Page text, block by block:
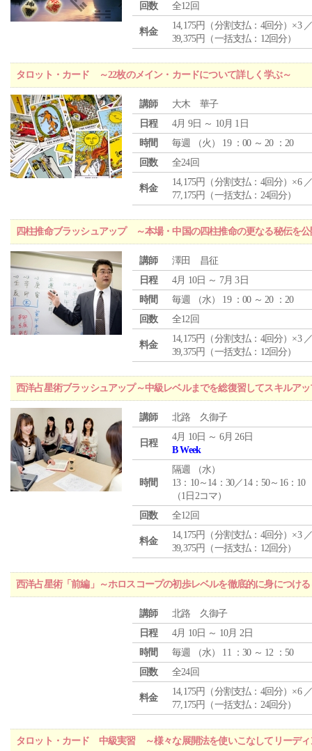
回数
全12回
料金
14,175円（分割支払：4回分）×3
39,375円（一括支払：12回分）
タロット・カード ～22枚のメイン・カードについて詳しく学ぶ～
講師
大木 華子
日程
4月 9日 ～ 10月 1日
時間
毎週 （火 ） 19 ：00 ～ 20 ：20
回数
全24回
料金
14,175円（分割支払：4回分）×6
77,175円（一括支払：24回分）
四柱推命ブラッシュアップ ～本場・中国の四柱推命の更なる秘伝を
講師
澤田 昌征
日程
4月 10日 ～ 7月 3日
時間
毎週 （水） 19 ：00 ～ 20 ：20
回数
全12回
料金
14,175円（分割支払：4回分）×3
39,375円（一括支払：12回分）
西洋占星術ブラッシュアップ～中級レベルまでを総復習してスキルア
講師 北路 久御子
日程
4月 10日 ～ 6月 26日
B Week
時間
隔週 （水）
13：10～14：30／14：50～16：10
（1日2コマ）
回数
全12回
料金
14,175円（分割支払：4回分）×3
39,375円（一括支払：12回分）
西洋占星術「前編」～ホロスコープの初歩レベルを徹底的に身につける
講師
北路 久御子
日程
4月 10日 ～ 10月 2日
時間
毎週 （水） 11 ：30 ～ 12 ：50
回数
全24回
料金
14,175円（分割支払：4回分）×6
77,175円（一括支払：24回分）
タロット・カード 中級実習 ～様々な展開法を使いこなしてリーディ